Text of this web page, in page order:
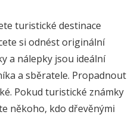
turistické destinace
si odnést originální
a nálepky jsou ideální
a sběratele. Propadnout
Pokud turistické známky
někoho, kdo dřevěnými